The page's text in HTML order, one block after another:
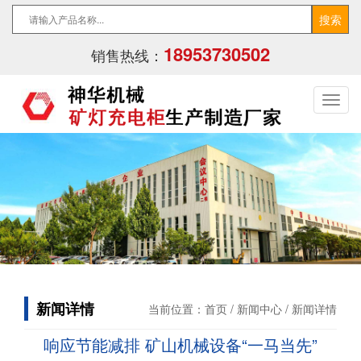
销售热线： 18953730502
新闻详情 当前位置： 首页 / 新闻中心 / 新闻详情
响应节能减排 矿山机械设备“一马当先”